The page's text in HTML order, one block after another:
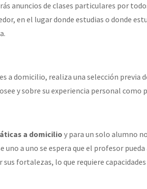
anuncios de clases particulares por
en el lugar donde estudias o donde
a domicilio, realiza una selección previa
y sobre su experiencia personal como
a domicilio y para un solo alumno
uno a uno se espera que el profesor
fortalezas, lo que requiere